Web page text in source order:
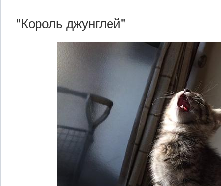
"Король джунглей"